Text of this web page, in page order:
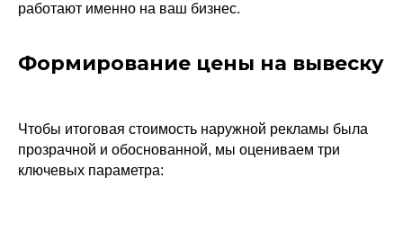
работают именно на ваш бизнес.
Формирование цены на вывеску
Чтобы итоговая стоимость наружной рекламы была
прозрачной и обоснованной, мы оцениваем три
ключевых параметра: